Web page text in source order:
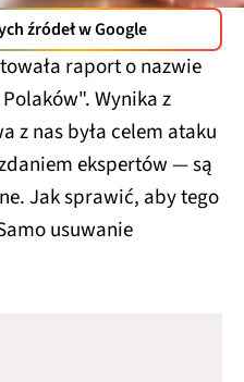
źródeł w Google
raport o nazwie
Wynika z
z nas była celem ataku
ekspertów — są
Jak sprawić, aby tego
usuwanie